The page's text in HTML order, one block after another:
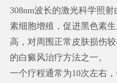
308nm波长的激光科学照
素细胞增殖，促进黑色素
高，对周围正常皮肤损伤
的白癜风治疗方法之一。
一个疗程通常为10次左右